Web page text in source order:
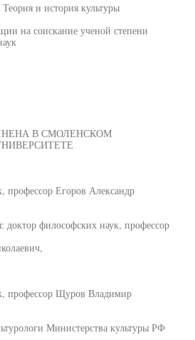
и история культуры
на соискание ученой степени
В СМОЛЕНСКОМ
профессор Егоров Александр
философских наук, профессор
профессор Щуров Владимир
Министерства культуры РФ